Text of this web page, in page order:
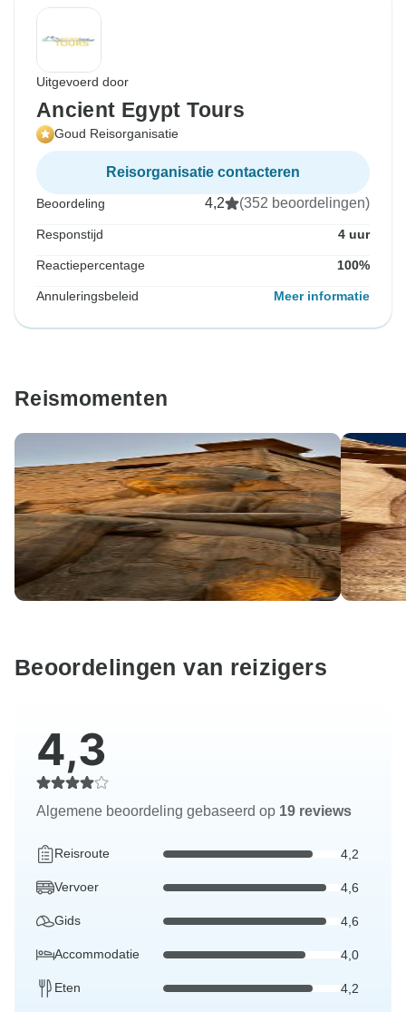
Uitgevoerd door
Ancient Egypt Tours
Goud Reisorganisatie
Reisorganisatie contacteren
Beoordeling 4,2 (352 beoordelingen)
Responstijd 4 uur
Reactiepercentage 100%
Annuleringsbeleid Meer informatie
Reismomenten
Beoordelingen van reizigers
4,3
Algemene beoordeling gebaseerd op 19 reviews
Reisroute 4,2
Vervoer 4,6
Gids 4,6
Accommodatie 4,0
Eten 4,2